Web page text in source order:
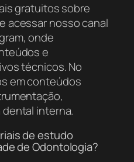
gratuitos sobre
acessar nosso canal
onde
e
técnicos. No
em conteúdos
interna.
de estudo
de Odontologia?